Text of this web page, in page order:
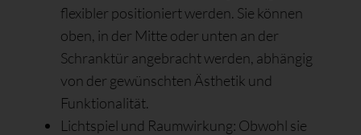
flexibler positioniert werden. Sie können
oben, in der Mitte oder unten an der
Schranktür angebracht werden, abhängig
von der gewünschten Ästhetik und
Funktionalität.
Lichtspiel und Raumwirkung: Obwohl sie